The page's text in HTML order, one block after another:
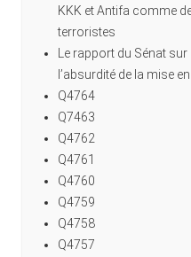
KKK et Antifa comme
terroristes
Le rapport du Sénat
l’absurdité de la mise
Q4764
Q7463
Q4762
Q4761
Q4760
Q4759
Q4758
Q4757